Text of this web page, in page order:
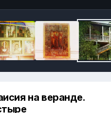
на веранде.